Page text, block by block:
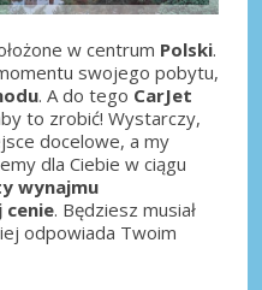
w centrum Polski.
swojego pobytu,
. A do tego CarJet
to zrobić! Wystarczy,
docelowe, a my
dla Ciebie w ciągu
wynajmu
cenie. Będziesz musiał
odpowiada Twoim